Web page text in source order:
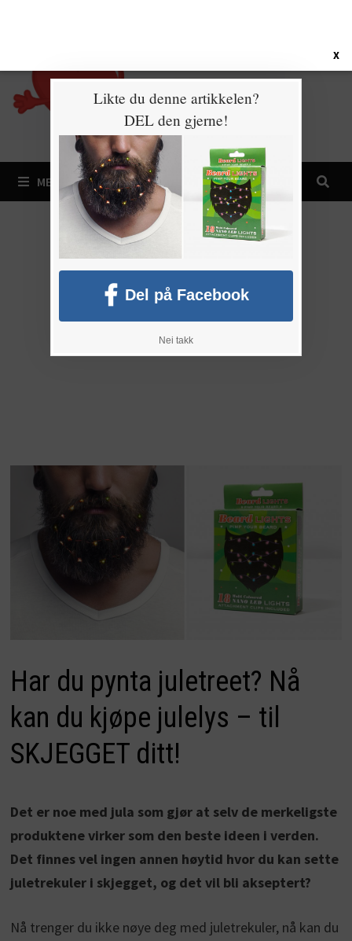
MENY
Har du pynta juletreet? Nå
kan du kjøpe julelys – til
SKJEGGET ditt!
Det er noe med jula som gjør at selv de merkeligste
produktene virker som den beste ideen i verden.
Det finnes vel ingen annen høytid hvor du kan sette
juletrekuler i skjegget, og det vil bli akseptert?
Nå trenger du ikke nøye deg med juletrekuler, nå kan du
X
Likte du denne artikkelen?
DEL den gjerne!
Del på Facebook
Nei takk